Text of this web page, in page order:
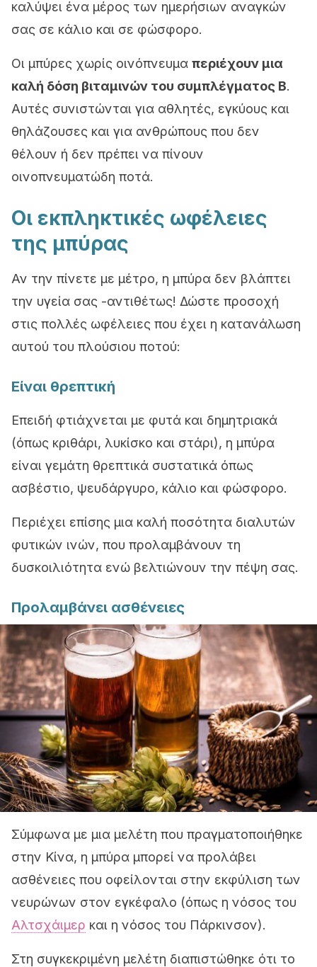
καλύψει ένα μέρος των ημερήσιων αναγκών
σας σε κάλιο και σε φώσφορο.
Οι μπύρες χωρίς οινόπνευμα περιέχουν μια
καλή δόση βιταμινών του συμπλέγματος Β.
Αυτές συνιστώνται για αθλητές, εγκύους και
θηλάζουσες και για ανθρώπους που δεν
θέλουν ή δεν πρέπει να πίνουν
οινοπνευματώδη ποτά.
Οι εκπληκτικές ωφέλειες
της μπύρας
Αν την πίνετε με μέτρο, η μπύρα δεν βλάπτει
την υγεία σας -αντιθέτως! Δώστε προσοχή
στις πολλές ωφέλειες που έχει η κατανάλωση
αυτού του πλούσιου ποτού:
Είναι θρεπτική
Επειδή φτιάχνεται με φυτά και δημητριακά
(όπως κριθάρι, λυκίσκο και στάρι), η μπύρα
είναι γεμάτη θρεπτικά συστατικά όπως
ασβέστιο, ψευδάργυρο, κάλιο και φώσφορο.
Περιέχει επίσης μια καλή ποσότητα διαλυτών
φυτικών ινών, που προλαμβάνουν τη
δυσκοιλιότητα ενώ βελτιώνουν την πέψη σας.
Προλαμβάνει ασθένειες
Σύμφωνα με μια μελέτη που πραγματοποιήθηκε
στην Κίνα, η μπύρα μπορεί να προλάβει
ασθένειες που οφείλονται στην εκφύλιση των
νευρώνων στον εγκέφαλο (όπως η νόσος του
Αλτσχάιμερ και η νόσος του Πάρκινσον).
Στη συγκεκριμένη μελέτη διαπιστώθηκε ότι το